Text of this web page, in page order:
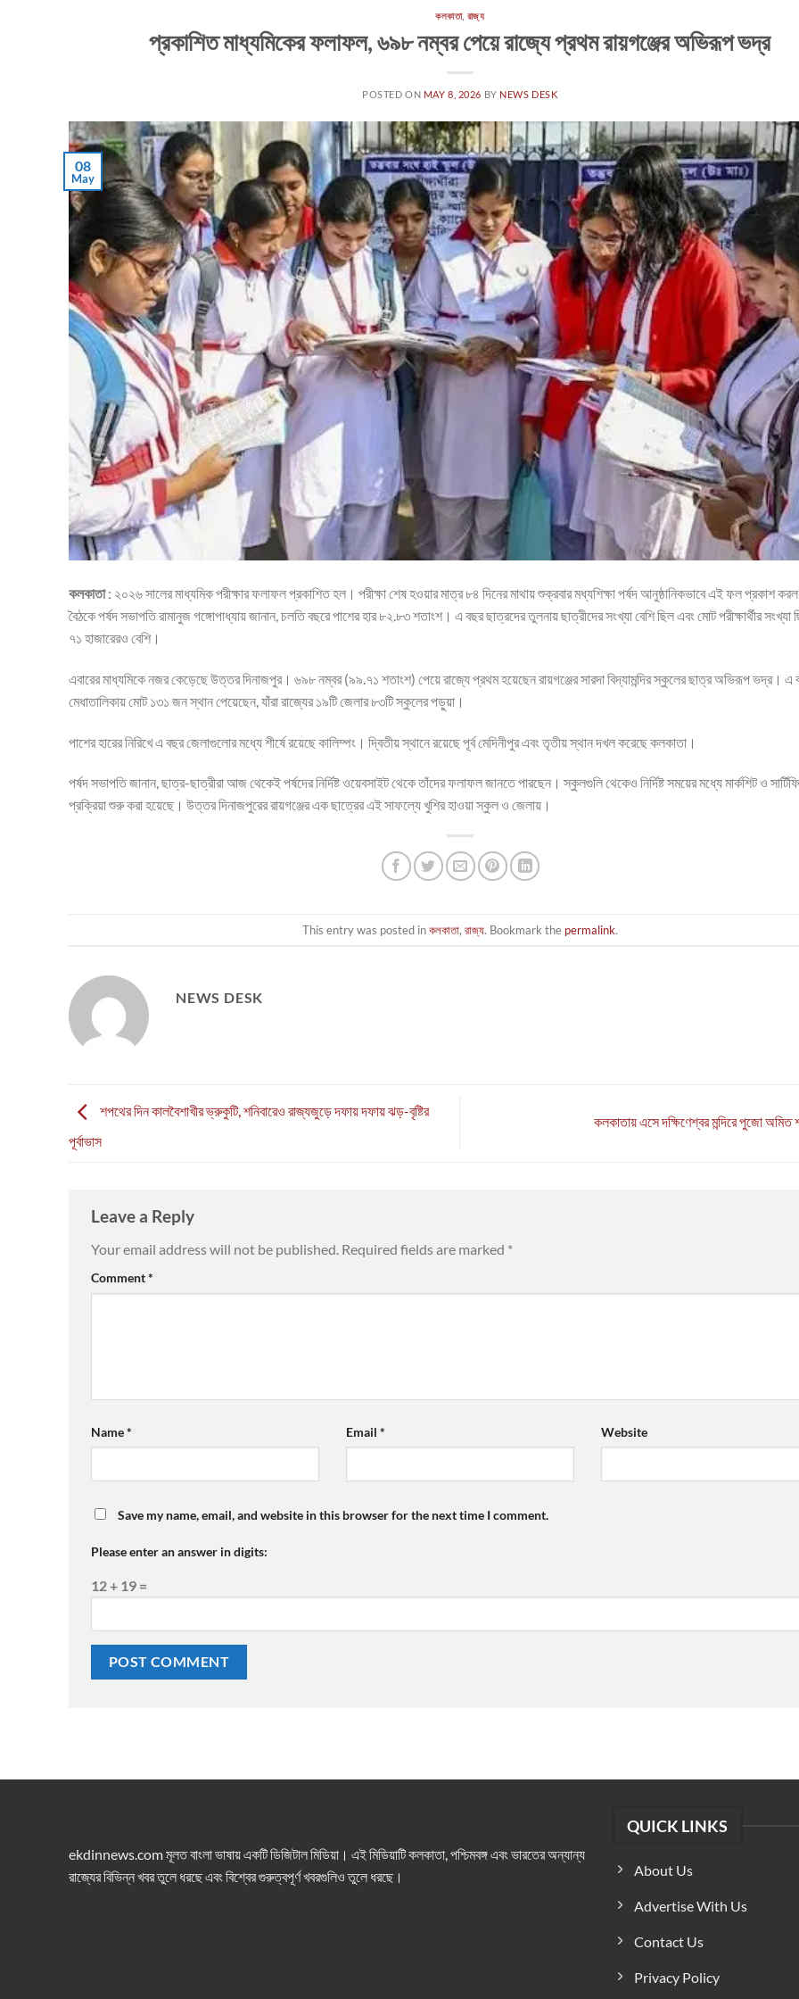
কলকাতা, রাজ্য
প্রকাশিত মাধ্যমিকের ফলাফল, ৬৯৮ নম্বর পেয়ে রাজ্যে প্রথম রায়গঞ্জের অভিরূপ ভদ্র
POSTED ON MAY 8, 2026 BY NEWS DESK
08
May
কলকাতা: ২০২৬ সালের মাধ্যমিক পরীক্ষার ফলাফল প্রকাশিত হল। পরীক্ষা শেষ হওয়ার মাত্র ৮৪ দিনের মাথায় শুক্রবার মধ্যশিক্ষা পর্ষদ আনুষ্ঠানিকভাবে এই ফল প্রকাশ
বৈঠকে পর্ষদ সভাপতি রামানুজ গঙ্গোপাধ্যায় জানান, চলতি বছরে পাশের হার ৮২.৮৩ শতাংশ। এ বছর ছাত্রদের তুলনায় ছাত্রীদের সংখ্যা বেশি ছিল এবং মোট পরীক্ষার্থীর সংখ্যা
৭১ হাজারেরও বেশি।
এবারের মাধ্যমিকে নজর কেড়েছে উত্তর দিনাজপুর। ৬৯৮ নম্বর (৯৯.৭১ শতাংশ) পেয়ে রাজ্যে প্রথম হয়েছেন রায়গঞ্জের সারদা বিদ্যামন্দির স্কুলের ছাত্র অভিরূপ ভদ্র। এ
মেধাতালিকায় মোট ১৩১ জন স্থান পেয়েছেন, যাঁরা রাজ্যের ১৯টি জেলার ৮৩টি স্কুলের পড়ুয়া।
পাশের হারের নিরিখে এ বছর জেলাগুলোর মধ্যে শীর্ষে রয়েছে কালিম্পং। দ্বিতীয় স্থানে রয়েছে পূর্ব মেদিনীপুর এবং তৃতীয় স্থান দখল করেছে কলকাতা।
পর্ষদ সভাপতি জানান, ছাত্র-ছাত্রীরা আজ থেকেই পর্ষদের নির্দিষ্ট ওয়েবসাইট থেকে তাঁদের ফলাফল জানতে পারছেন। স্কুলগুলি থেকেও নির্দিষ্ট সময়ের মধ্যে মার্কশিট ও
প্রক্রিয়া শুরু করা হয়েছে। উত্তর দিনাজপুরের রায়গঞ্জের এক ছাত্রের এই সাফল্যে খুশির হাওয়া স্কুল ও জেলায়।
This entry was posted inকলকাতা, রাজ্য. Bookmark the permalink.
NEWS DESK
শপথের দিন কালবৈশাখীর ভ্রুকুটি, শনিবারেও রাজ্যজুড়ে দফায় দফায় ঝড়-বৃষ্টির
পূর্বাভাস
কলকাতায় এসে দক্ষিণেশ্বর মন্দিরে পুজো অমিত
Leave a Reply
Your email address will not be published. Required fields are marked *
Comment*
Name* Email * Website
Save my name, email, and website in this browser for the next time I comment.
Please enter an answer in digits:
12 + 19 =
ekdinnews.com মূলত বাংলা ভাষায় একটি ডিজিটাল মিডিয়া। এই মিডিয়াটি কলকাতা, পশ্চিমবঙ্গ এবং ভারতের অন্যান্য
রাজ্যের বিভিন্ন খবর তুলে ধরছে এবং বিশ্বের গুরুত্বপূর্ণ খবরগুলিও তুলে ধরছে।
QUICK LINKS
About Us
Advertise With Us
Contact Us
Privacy Policy